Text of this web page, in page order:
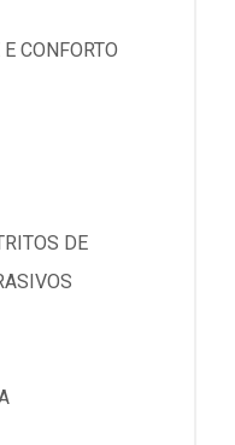
CONFORTO
DE